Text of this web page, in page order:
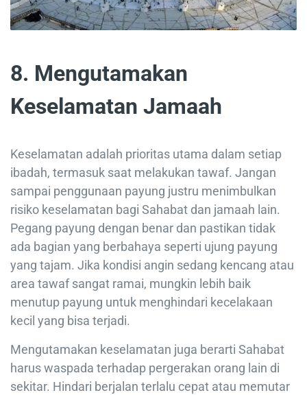
8. Mengutamakan
Keselamatan Jamaah
Keselamatan adalah prioritas utama dalam setiap
ibadah, termasuk saat melakukan tawaf. Jangan
sampai penggunaan payung justru menimbulkan
risiko keselamatan bagi Sahabat dan jamaah lain.
Pegang payung dengan benar dan pastikan tidak
ada bagian yang berbahaya seperti ujung payung
yang tajam. Jika kondisi angin sedang kencang atau
area tawaf sangat ramai, mungkin lebih baik
menutup payung untuk menghindari kecelakaan
kecil yang bisa terjadi.
Mengutamakan keselamatan juga berarti Sahabat
harus waspada terhadap pergerakan orang lain di
sekitar. Hindari berjalan terlalu cepat atau memutar